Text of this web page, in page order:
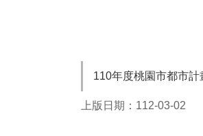
110年度桃園市都市
上版日期：112-03-02